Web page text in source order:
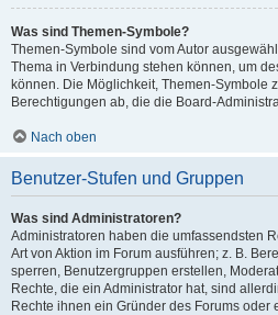
Was sind Themen-Symbole?
Themen-Symbole sind vom Autor
Thema in Verbindung stehen können, um
können. Die Möglichkeit, Themen-Symbole
Berechtigungen ab, die die Board-
Nach oben
Benutzer-Stufen und Gruppen
Was sind Administratoren?
Administratoren haben die umfassendsten
Art von Aktion im Forum ausführen; z. B.
sperren, Benutzergruppen erstellen,
Rechte, die ein Administrator hat, sind
Rechte ihnen ein Gründer des Forums oder